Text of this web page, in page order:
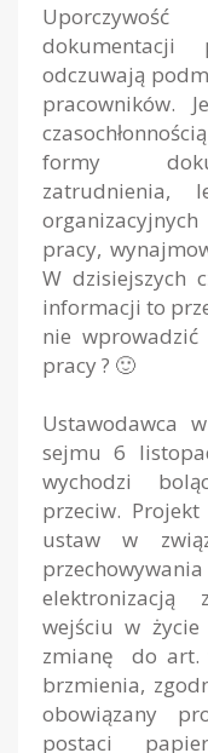
dokumentacji
odczuwają
pracowników.
formy
zatrudnienia,
pracy,
W dzisiejszych
informacji to
nie
pracy ? 🙂
Ustawodawca
sejmu 6
wychodzi
przeciw.
ustaw w
elektronizacją
wejściu w
zmianę do art.
brzmienia,
obowiązany
postaci